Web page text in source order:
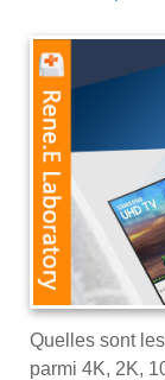
Quelles sont
parmi 4K, 2K,